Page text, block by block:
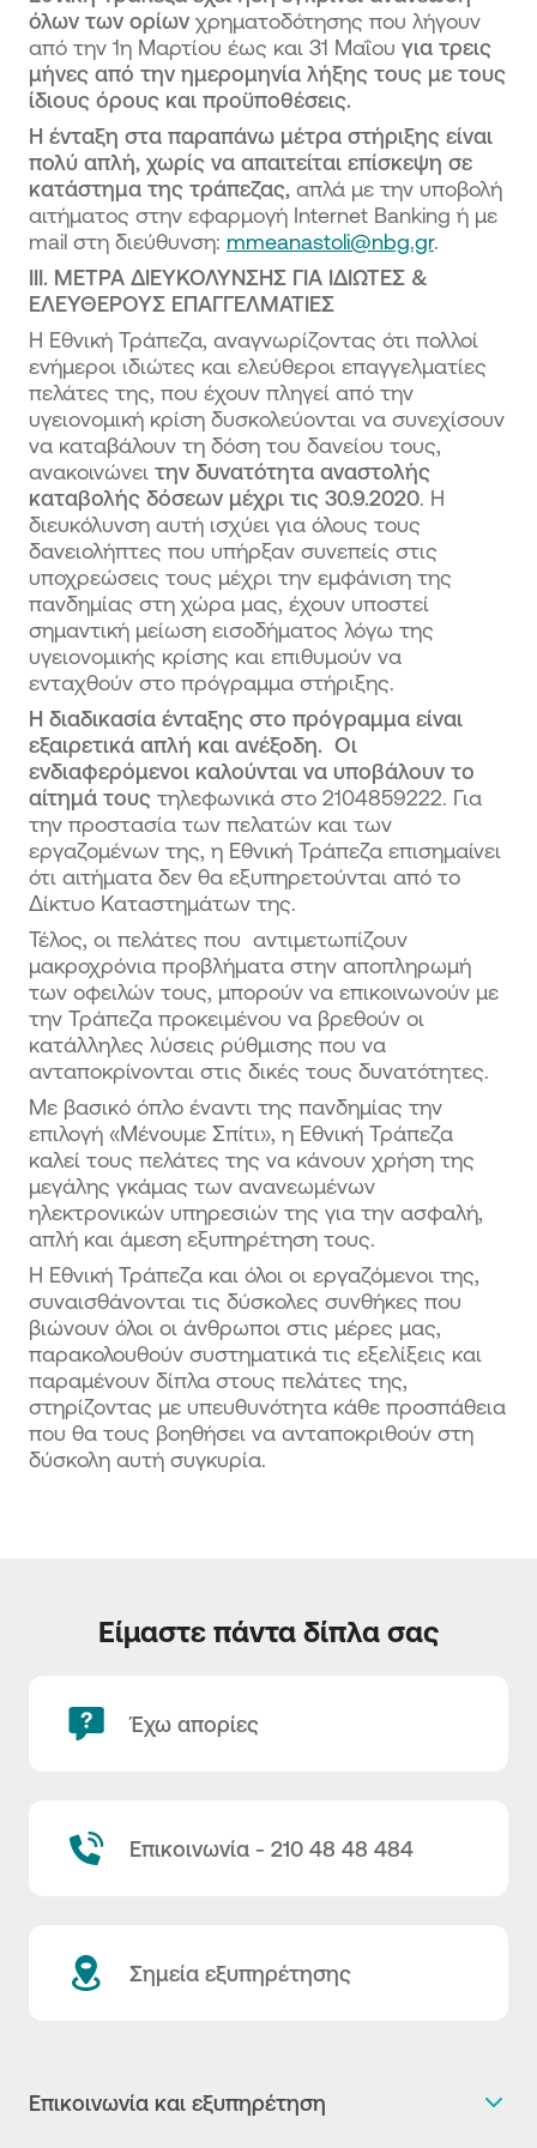
όλων των ορίων χρηματοδότησης που λήγουν
από την 1η Μαρτίου έως και 31 Μαΐου για τρεις
μήνες από την ημερομηνία λήξης τους με τους
ίδιους όρους και προϋποθέσεις.
Η ένταξη στα παραπάνω μέτρα στήριξης είναι
πολύ απλή, χωρίς να απαιτείται επίσκεψη σε
κατάστημα της τράπεζας, απλά με την υποβολή
αιτήματος στην εφαρμογή Internet Banking ή με
mail στη διεύθυνση: mmeanastoli@nbg.gr.
ΙΙΙ. ΜΕΤΡΑ ΔΙΕΥΚΟΛΥΝΣΗΣ ΓΙΑ ΙΔΙΩΤΕΣ &
ΕΛΕΥΘΕΡΟΥΣ ΕΠΑΓΓΕΛΜΑΤΙΕΣ
Η Εθνική Τράπεζα, αναγνωρίζοντας ότι πολλοί
ενήμεροι ιδιώτες και ελεύθεροι επαγγελματίες
πελάτες της, που έχουν πληγεί από την
υγειονομική κρίση δυσκολεύονται να συνεχίσουν
να καταβάλουν τη δόση του δανείου τους,
ανακοινώνει την δυνατότητα αναστολής
καταβολής δόσεων μέχρι τις 30.9.2020. Η
διευκόλυνση αυτή ισχύει για όλους τους
δανειολήπτες που υπήρξαν συνεπείς στις
υποχρεώσεις τους μέχρι την εμφάνιση της
πανδημίας στη χώρα μας, έχουν υποστεί
σημαντική μείωση εισοδήματος λόγω της
υγειονομικής κρίσης και επιθυμούν να
ενταχθούν στο πρόγραμμα στήριξης.
Η διαδικασία ένταξης στο πρόγραμμα είναι
εξαιρετικά απλή και ανέξοδη. Οι
ενδιαφερόμενοι καλούνται να υποβάλουν το
αίτημά τους τηλεφωνικά στο 2104859222. Για
την προστασία των πελατών και των
εργαζομένων της, η Εθνική Τράπεζα επισημαίνει
ότι αιτήματα δεν θα εξυπηρετούνται από το
Δίκτυο Καταστημάτων της.
Τέλος, οι πελάτες που αντιμετωπίζουν
μακροχρόνια προβλήματα στην αποπληρωμή
των οφειλών τους, μπορούν να επικοινωνούν με
την Τράπεζα προκειμένου να βρεθούν οι
κατάλληλες λύσεις ρύθμισης που να
ανταποκρίνονται στις δικές τους δυνατότητες.
Με βασικό όπλο έναντι της πανδημίας την
επιλογή «Μένουμε Σπίτι», η Εθνική Τράπεζα
καλεί τους πελάτες της να κάνουν χρήση της
μεγάλης γκάμας των ανανεωμένων
ηλεκτρονικών υπηρεσιών της για την ασφαλή,
απλή και άμεση εξυπηρέτηση τους.
Η Εθνική Τράπεζα και όλοι οι εργαζόμενοι της,
συναισθάνονται τις δύσκολες συνθήκες που
βιώνουν όλοι οι άνθρωποι στις μέρες μας,
παρακολουθούν συστηματικά τις εξελίξεις και
παραμένουν δίπλα στους πελάτες της,
στηρίζοντας με υπευθυνότητα κάθε προσπάθεια
που θα τους βοηθήσει να ανταποκριθούν στη
δύσκολη αυτή συγκυρία.
Είμαστε πάντα δίπλα σας
Έχω απορίες
Επικοινωνία - 210 48 48 484
Σημεία εξυπηρέτησης
Επικοινωνία και εξυπηρέτηση